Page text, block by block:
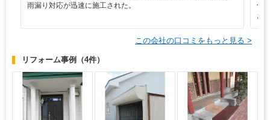
雨漏り対応が迅速に施工された。
仕
お
この会社の口コミをもっと見る >
リフォーム事例 （4件）